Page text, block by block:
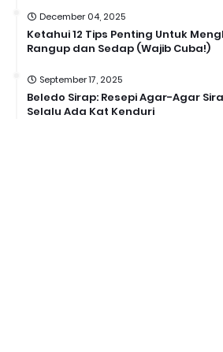
December 04, 2025
Ketahui 12 Tips Penting Untuk
Rangup dan Sedap (Wajib Cuba!)
September 17, 2025
Beledo Sirap: Resepi Agar-Agar
Selalu Ada Kat Kenduri